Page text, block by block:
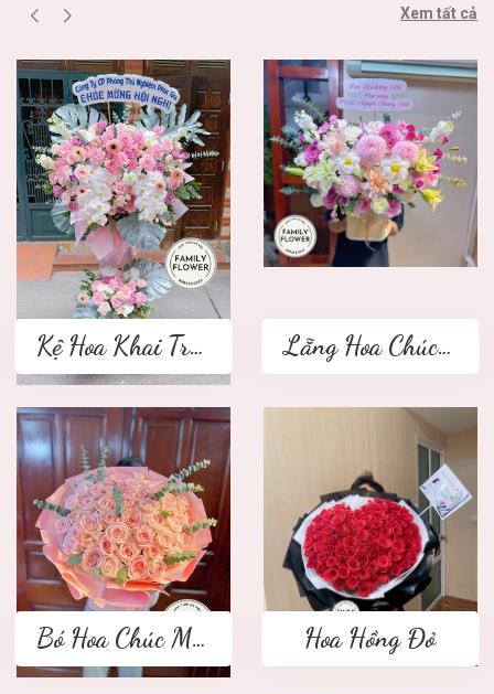
Xem tất cả
Kệ Hoa Khai Trương 2 tầng Lẵng Hoa Chúc Mừng
Bó Hoa Chúc Mừng Hoa Hồng Đỏ